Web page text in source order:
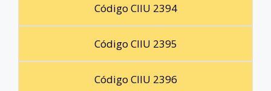
Código CIIU 2394
Código CIIU 2395
Código CIIU 2396